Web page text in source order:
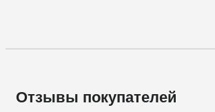
Отзывы покупателей